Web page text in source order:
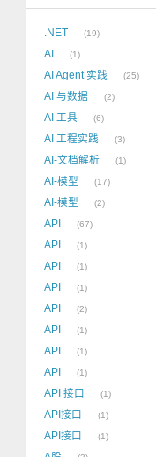
.NET 19
AI 1
AI Agent 实践 25
AI 与数据 2
AI 工具 6
AI 工程实践 3
AI-文档解析 1
AI-模型 17
AI-模型 2
API 67
API 1
API 1
API 1
API 2
API 1
API 1
API 1
API 接口 1
API接口 1
API接口 1